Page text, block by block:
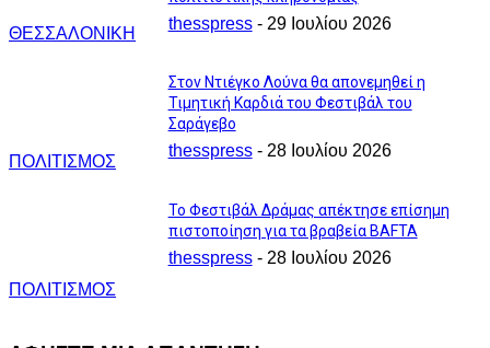
ΘΕΣΣΑΛΟΝΙΚΗ
thesspress - 29 Ιουλίου 2026
ΠΟΛΙΤΙΣΜΟΣ
Στον Ντιέγκο Λούνα θα απονεμηθεί η
Τιμητική Καρδιά του Φεστιβάλ του
Σαράγεβο
thesspress - 28 Ιουλίου 2026
ΠΟΛΙΤΙΣΜΟΣ
Το Φεστιβάλ Δράμας απέκτησε επίσημη
πιστοποίηση για τα βραβεία BAFTA
thesspress - 28 Ιουλίου 2026